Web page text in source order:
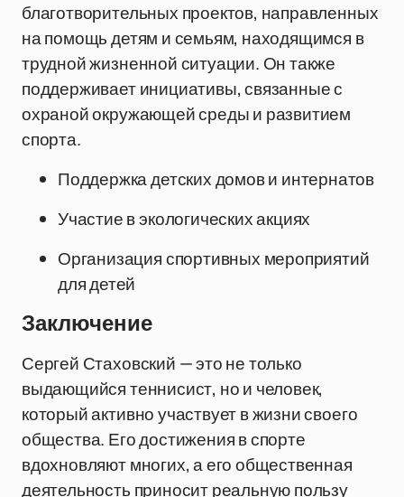
благотворительных проектов, направленных
на помощь детям и семьям, находящимся в
трудной жизненной ситуации. Он также
поддерживает инициативы, связанные с
охраной окружающей среды и развитием
спорта.
Поддержка детских домов и интернатов
Участие в экологических акциях
Организация спортивных мероприятий
для детей
Заключение
Сергей Стаховский — это не только
выдающийся теннисист, но и человек,
который активно участвует в жизни своего
общества. Его достижения в спорте
вдохновляют многих, а его общественная
деятельность приносит реальную пользу